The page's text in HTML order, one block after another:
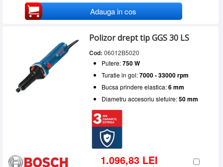
Adauga in cos
Polizor drept tip GGS 30 LS
Cod: 06012B5020
Putere:750 W
Turatie in gol:7000 - 33000 rpm
Bucsa prindere elastica:6 mm
Diametru accesoriu slefuire:50 mm
1.096,83 LEI